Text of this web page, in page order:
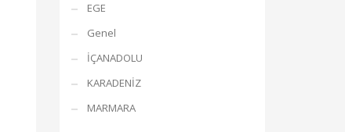
EGE
Genel
İÇANADOLU
KARADENİZ
MARMARA